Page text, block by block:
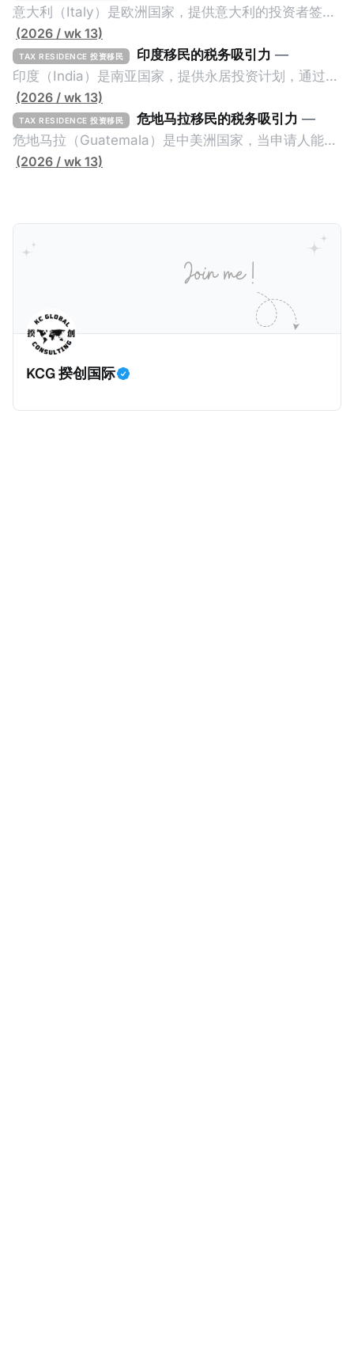
意大利（Italy）是欧洲国家，提供意大利的投资者签证
计划。申请人必须满足至少以下一项标准才能获得两年
投资者签证： * 投资200万欧元意大利政府债券； * 投
资50万欧元意大利股票； * 投资25万欧元于创新初创
企业；或 * 向意大利公共利益项目捐赠100万欧元。 当
投资者在居留许可证有效期的两年内保持投资，则可以
在居留证到期日前至少60天申请续签3年。当投资者经
过五年的实际居留（每年在意大利停留270天），申请
吸引力吗？我们来看看：
(2026 / wk 13)
TAX RESIDENCE 投资移民 印度移民的税务吸引力 —
印度（India）是南亚国家，提供永居投资计划，通过满
足特定的标准获得居留权。印度的永居投资计划要求申
请人透过外国直接投资（FDI）途径投资印度： * 申请
人必须在18个月内投资至少1亿卢比（约合773万人民
币）或36个月内投资至少2.5亿卢比（约合1933万人民
的财务能力和专业知识； * 申请人必须在印度就业务注
册公司，并提供公司注册证书和注册企业的介绍/支持信
并提供有关投资将如何为印度经济做出贡献的详细计
申请。申请人在印度居住共12年后有资格申请印度公民
身份，包括在申请前连续居住11年，短暂缺席的少数例
外。由于印度不允许双重国籍，申请人必须放弃其原始
(2026 / wk 13)
TAX RESIDENCE 投资移民 危地马拉移民的税务吸引力 —
危地马拉（Guatemala）是中美洲国家，当申请人能够
证明被动收入或养老金收入，那么可以申请永久居留计
增加300美元（折合约人民币2千）。 申请人提交材料
包括：申请表、护照、无犯罪证明，以及最后一次进入
危地马拉的证明，且材料必须公证并翻译成西班牙语。
在危地马拉居住至少五年、具备流利西班牙语、对当地
历史文化有认识，就可以入籍成为危地马拉公民。 那
么，危地马拉的税务政策有吸引力吗？我们来看看：
(2026 / wk 13)
KCG 揆创国际